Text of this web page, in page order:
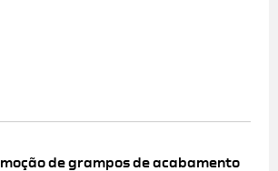
de grampos de acabamento